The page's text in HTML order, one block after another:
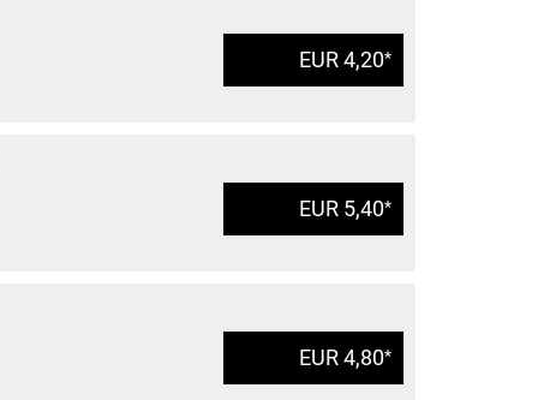
EUR 4,20*
EUR 5,40*
EUR 4,80*